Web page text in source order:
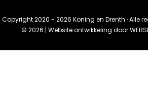
2020 - 2026 Koning en Drenth · Alle
© 2026 | Website ontwikkeling door